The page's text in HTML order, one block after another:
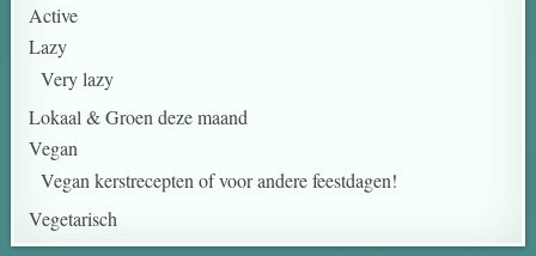
Active
Lazy
Very lazy
Lokaal & Groen deze maand
Vegan
Vegan kerstrecepten of voor andere feestdagen!
Vegetarisch